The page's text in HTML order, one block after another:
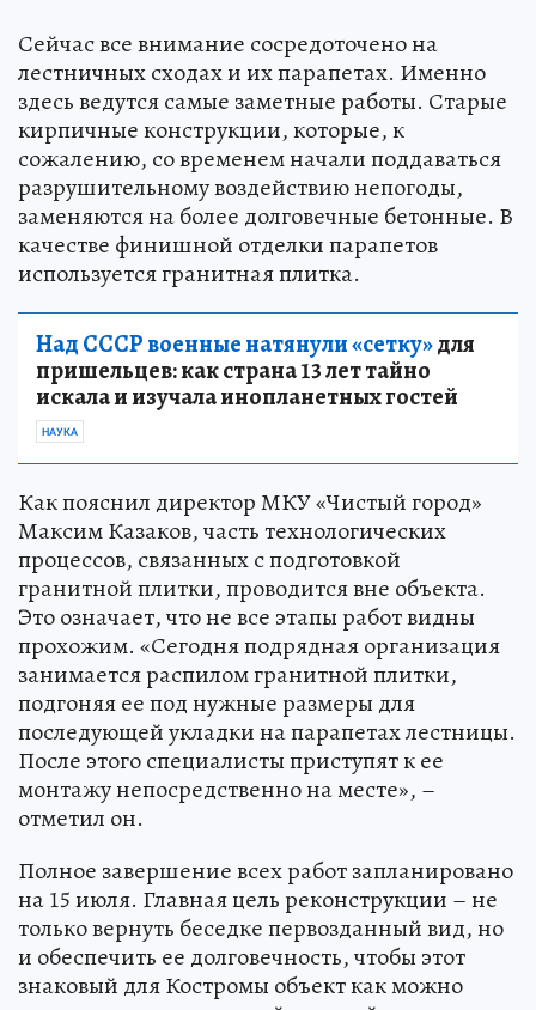
Сейчас все внимание сосредоточено на
лестничных сходах и их парапетах. Именно
здесь ведутся самые заметные работы. Старые
кирпичные конструкции, которые, к
сожалению, со временем начали поддаваться
разрушительному воздействию непогоды,
заменяются на более долговечные бетонные. В
качестве финишной отделки парапетов
используется гранитная плитка.
Над СССР военные натянули «сетку»для
пришельцев: как страна 13 лет тайно
искала и изучала инопланетных гостей
НАУКА
Как пояснил директор МКУ «Чистый город»
Максим Казаков, часть технологических
процессов, связанных с подготовкой
гранитной плитки, проводится вне объекта.
Это означает, что не все этапы работ видны
прохожим. «Сегодня подрядная организация
занимается распилом гранитной плитки,
подгоняя ее под нужные размеры для
последующей укладки на парапетах лестницы.
После этого специалисты приступят к ее
монтажу непосредственно на месте», –
отметил он.
Полное завершение всех работ запланировано
на 15 июля. Главная цель реконструкции – не
только вернуть беседке первозданный вид, но
и обеспечить ее долговечность, чтобы этот
знаковый для Костромы объект как можно